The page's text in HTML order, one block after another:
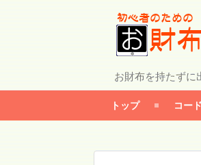
お財布を持たずに
トップ コー